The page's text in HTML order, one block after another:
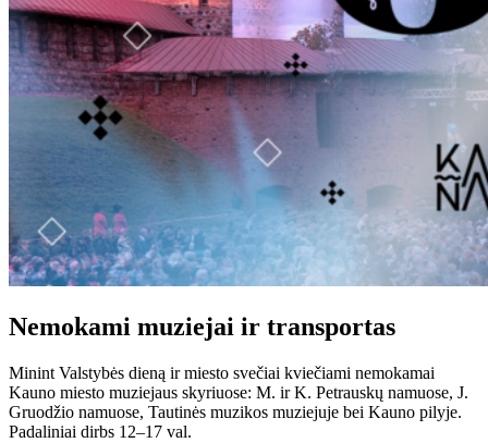
Nemokami muziejai ir transportas
Minint Valstybės dieną ir miesto svečiai kviečiami nemokamai
Kauno miesto muziejaus skyriuose: M. ir K. Petrauskų namuose, J.
Gruodžio namuose, Tautinės muzikos muziejuje bei Kauno pilyje.
Padaliniai dirbs 12–17 val.